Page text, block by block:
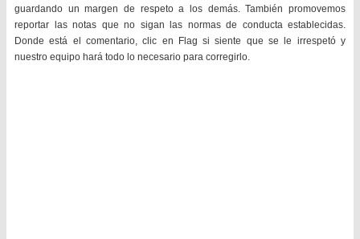
guardando un margen de respeto a los demás. También promovemos
reportar las notas que no sigan las normas de conducta establecidas.
Donde está el comentario, clic en Flag si siente que se le irrespetó y
nuestro equipo hará todo lo necesario para corregirlo.